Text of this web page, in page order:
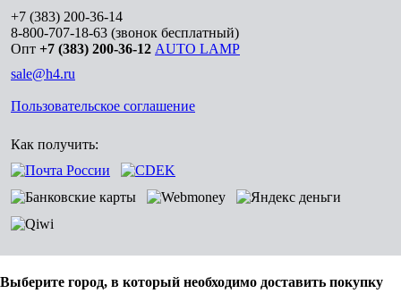
+7 (383) 200-36-14
8-800-707-18-63 (звонок бесплатный)
Опт +7 (383) 200-36-12 AUTO LAMP
sale@h4.ru
Пользовательское соглашение
Как получить:
Выберите город, в который необходимо доставить покупку